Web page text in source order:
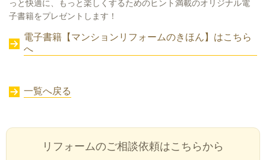
っと快適に、もっと楽しくするためのヒント満載のオリジナル電
子書籍をプレゼントします！
電子書籍【マンションリフォームのきほん】はこちら
へ
一覧へ戻る
リフォームのご相談依頼はこちらから